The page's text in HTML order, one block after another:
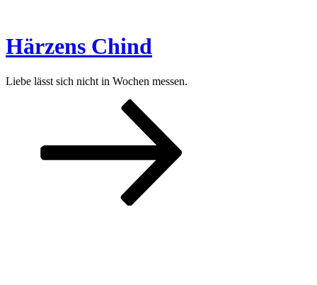
springen
Härzens Chind
Liebe lässt sich nicht in Wochen messen.